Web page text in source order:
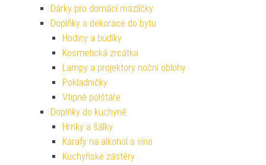
Dárky pro domácí mazlíčky
Doplňky a dekorace do bytu
Hodiny a budíky
Kosmetická zrcátka
Lampy a projektory noční oblohy
Pokladničky
Vtipné polštáře
Doplňky do kuchyně
Hrnky a šálky
Karafy na alkohol a víno
Kuchyňské zástěry